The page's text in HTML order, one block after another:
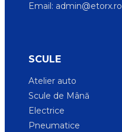
Email: admin@etorx.ro
SCULE
Atelier auto
Scule de Mână
Electrice
Pneumatice